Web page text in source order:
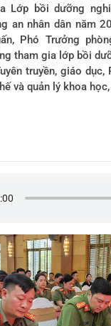
Lớp bồi dưỡng
an nhân dân năm
Phó Trưởng
tham gia lớp bồi
truyền, giáo
và quản lý khoa